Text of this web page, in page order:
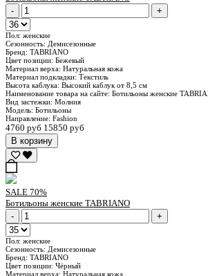
-
+
Пол: женские
Сезонность: Демисезонные
Бренд: TABRIANO
Цвет позиции: Бежевый
Материал верха: Натуральная кожа
Материал подкладки: Текстиль
Высота каблука: Высокий каблук от 8,5 см
Наименование товара на сайте: Ботильоны женские
Вид застежки: Молния
Модель: Ботильоны
Направление: Fashion
4760 руб 15850 руб
В корзину
SALE 70%
Ботильоны женские TABRIANO
-
+
Пол: женские
Сезонность: Демисезонные
Бренд: TABRIANO
Цвет позиции: Чёрный
Материал верха: Натуральная кожа